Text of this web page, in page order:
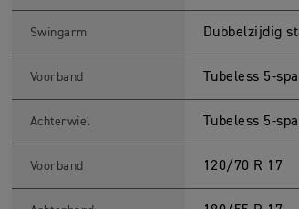
Swingarm Dubbelzijdig
Voorband Tubeless 5-
Achterwiel Tubeless 5-
Voorband 120/70 R 17